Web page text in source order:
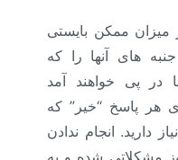
میزان ممکن بایستی
های آنها را که
در پی خواهند آمد
هر پاسخ “خیر” که
دارید. انجام ندادن
مشکلاتی شده و به